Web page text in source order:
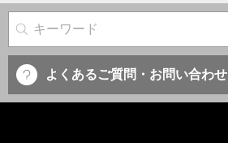
サイト内検索
よくあるご質問・お問い合わせ